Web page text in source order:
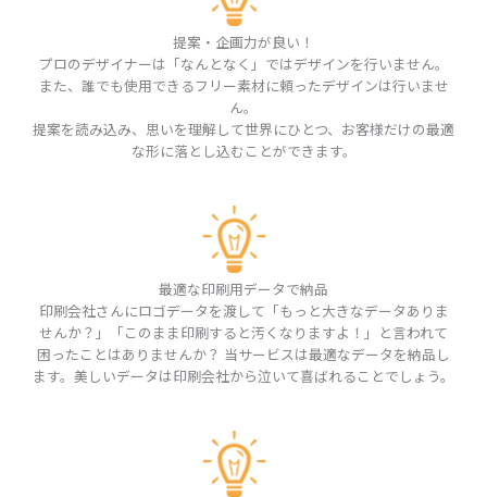
提案・企画力が良い！
プロのデザイナーは「なんとなく」ではデザインを行いません。
また、誰でも使用できるフリー素材に頼ったデザインは行いませ
ん。
提案を読み込み、思いを理解して世界にひとつ、お客様だけの最適
な形に落とし込むことができます。
最適な印刷用データで納品
印刷会社さんにロゴデータを渡して「もっと大きなデータありま
せんか？」「このまま印刷すると汚くなりますよ！」と言われて
困ったことはありませんか？ 当サービスは最適なデータを納品し
ます。美しいデータは印刷会社から泣いて喜ばれることでしょう。